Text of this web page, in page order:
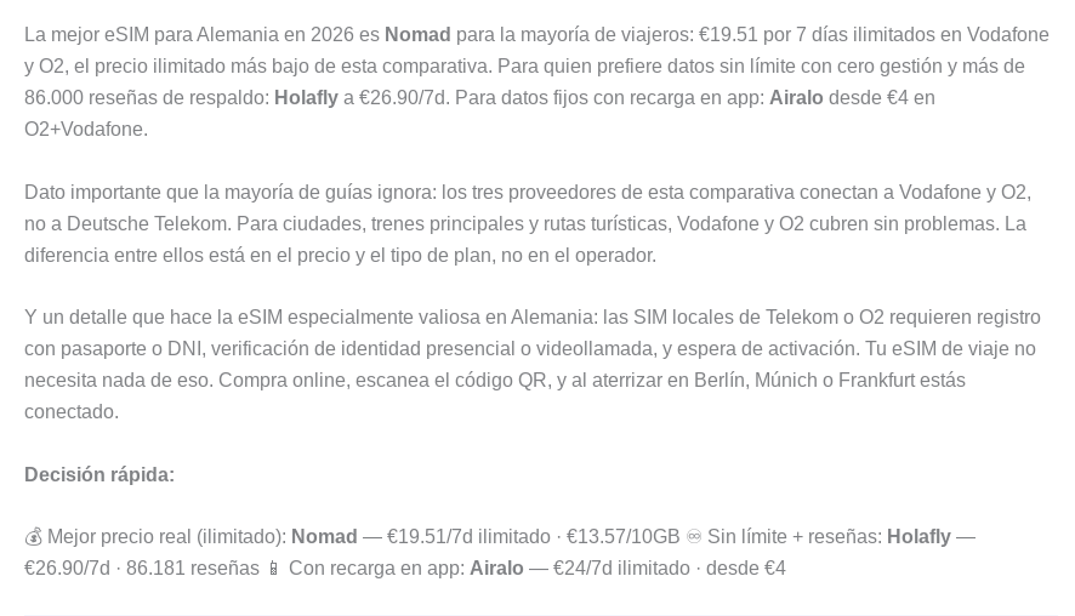
La mejor eSIM para Alemania en 2026 es Nomad para la mayoría de viajeros: €19.51 por 7 días ilimitados en Vodafone
y O2, el precio ilimitado más bajo de esta comparativa. Para quien prefiere datos sin límite con cero gestión y más de
86.000 reseñas de respaldo: Holafly a €26.90/7d. Para datos fijos con recarga en app: Airalo desde €4 en
O2+Vodafone.
Dato importante que la mayoría de guías ignora: los tres proveedores de esta comparativa conectan a Vodafone y O2,
no a Deutsche Telekom. Para ciudades, trenes principales y rutas turísticas, Vodafone y O2 cubren sin problemas. La
diferencia entre ellos está en el precio y el tipo de plan, no en el operador.
Y un detalle que hace la eSIM especialmente valiosa en Alemania: las SIM locales de Telekom o O2 requieren registro
con pasaporte o DNI, verificación de identidad presencial o videollamada, y espera de activación. Tu eSIM de viaje no
necesita nada de eso. Compra online, escanea el código QR, y al aterrizar en Berlín, Múnich o Frankfurt estás
conectado.
Decisión rápida:
💰 Mejor precio real (ilimitado): Nomad — €19.51/7d ilimitado · €13.57/10GB ♾️ Sin límite + reseñas: Holafly —
€26.90/7d · 86.181 reseñas 📱 Con recarga en app: Airalo — €24/7d ilimitado · desde €4